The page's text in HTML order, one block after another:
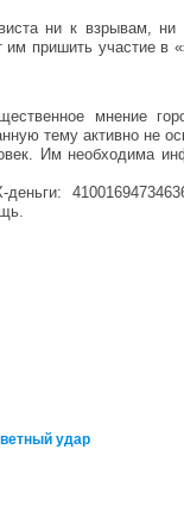
ни к взрывам, ни
пришить участие в
мнение
тему активно не
Им необходима
удар